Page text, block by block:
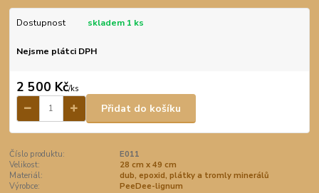
Dostupnost skladem 1 ks
Nejsme plátci DPH
2 500 Kč/ks
Přidat do košíku
Číslo produktu:
E011
Velikost:
28 cm x 49 cm
Materiál:
dub, epoxid, plátky a tromly minerálů
Výrobce:
PeeDee-lignum